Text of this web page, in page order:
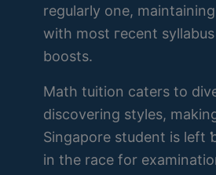
regularly one,
with most гecent
boosts.
Math tuition caters tо
discovering styles,
Singapore student iѕ left
in the race for